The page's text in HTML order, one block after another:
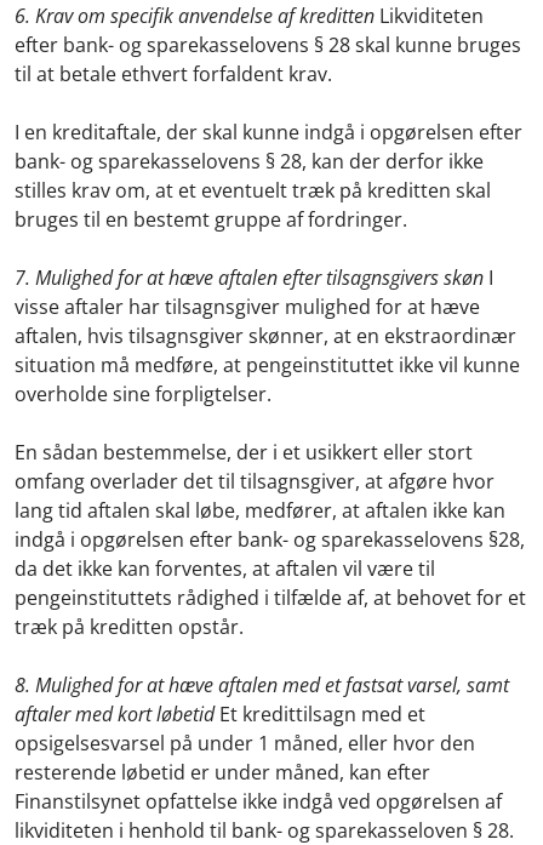
6. Krav om specifik anvendelse af kreditten Likviditeten
efter bank- og sparekasselovens § 28 skal kunne bruges
til at betale ethvert forfaldent krav.
I en kreditaftale, der skal kunne indgå i opgørelsen efter
bank- og sparekasselovens § 28, kan der derfor ikke
stilles krav om, at et eventuelt træk på kreditten skal
bruges til en bestemt gruppe af fordringer.
7. Mulighed for at hæve aftalen efter tilsagnsgivers skøn I
visse aftaler har tilsagnsgiver mulighed for at hæve
aftalen, hvis tilsagnsgiver skønner, at en ekstraordinær
situation må medføre, at pengeinstituttet ikke vil kunne
overholde sine forpligtelser.
En sådan bestemmelse, der i et usikkert eller stort
omfang overlader det til tilsagnsgiver, at afgøre hvor
lang tid aftalen skal løbe, medfører, at aftalen ikke kan
indgå i opgørelsen efter bank- og sparekasselovens §28,
da det ikke kan forventes, at aftalen vil være til
pengeinstituttets rådighed i tilfælde af, at behovet for et
træk på kreditten opstår.
8. Mulighed for at hæve aftalen med et fastsat varsel, samt
aftaler med kort løbetidEt kredittilsagn med et
opsigelsesvarsel på under 1 måned, eller hvor den
resterende løbetid er under måned, kan efter
Finanstilsynet opfattelse ikke indgå ved opgørelsen af
likviditeten i henhold til bank- og sparekasseloven § 28.